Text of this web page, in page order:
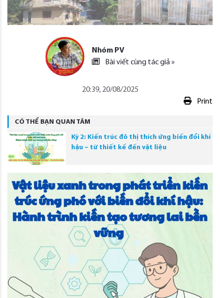
Nhóm PV
Bài viết cùng tác giả »
20:39, 20/08/2025
Print
CÓ THỂ BẠN QUAN TÂM
Kỳ 2: Kiến trúc đô thị thích ứng biến đổi khí
hậu – từ thiết kế đến vật liệu